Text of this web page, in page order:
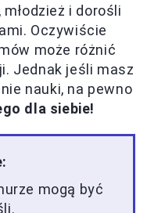
i dorośli
Oczywiście
może różnić
Jednak jeśli masz
nauki, na pewno
dla siebie!
mogą być